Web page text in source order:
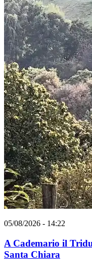
05/08/2026 - 14:22
A Cademario il
Santa Chiara